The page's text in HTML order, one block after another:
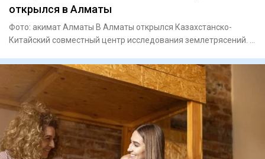
открылся в Алматы
Фото: акимат Алматы В Алматы открылся Казахстанско-
Китайский совместный центр исследования землетрясений. В